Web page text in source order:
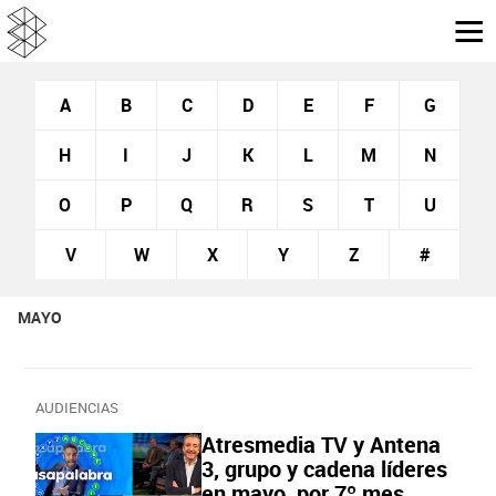
A B C D E F G
H I J K L M N
O P Q R S T U
V W X Y Z #
MAYO
AUDIENCIAS
Atresmedia TV y Antena
3, grupo y cadena líderes